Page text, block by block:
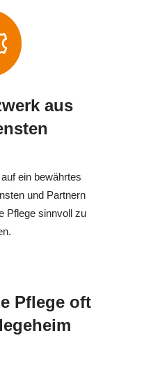
aus
ein bewährtes
und Partnern
Pflege sinnvoll zu
Pflege oft